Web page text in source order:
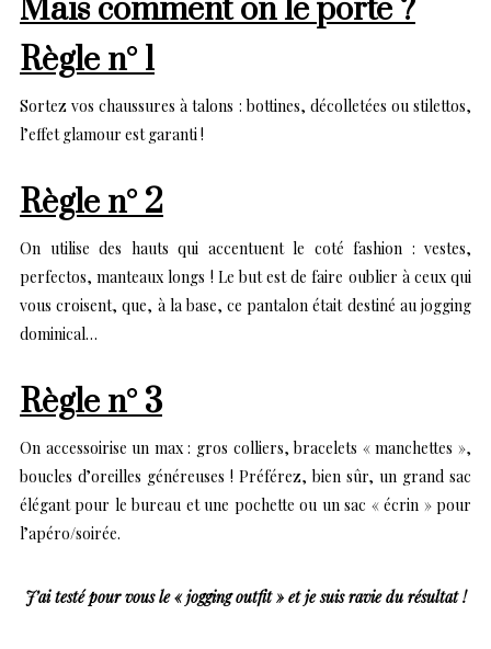
Mais comment on le porte ?
Règle n° 1
Sortez vos chaussures à talons : bottines, décolletées ou stilettos,
l’effet glamour est garanti !
Règle n° 2
On utilise des hauts qui accentuent le coté fashion : vestes,
perfectos, manteaux longs ! Le but est de faire oublier à ceux qui
vous croisent, que, à la base, ce pantalon était destiné au jogging
dominical…
Règle n° 3
On accessoirise un max : gros colliers, bracelets « manchettes »,
boucles d’oreilles généreuses ! Préférez, bien sûr, un grand sac
élégant pour le bureau et une pochette ou un sac « écrin » pour
l’apéro/soirée.
J’ai testé pour vous le « jogging outfit » et je suis ravie du résultat !